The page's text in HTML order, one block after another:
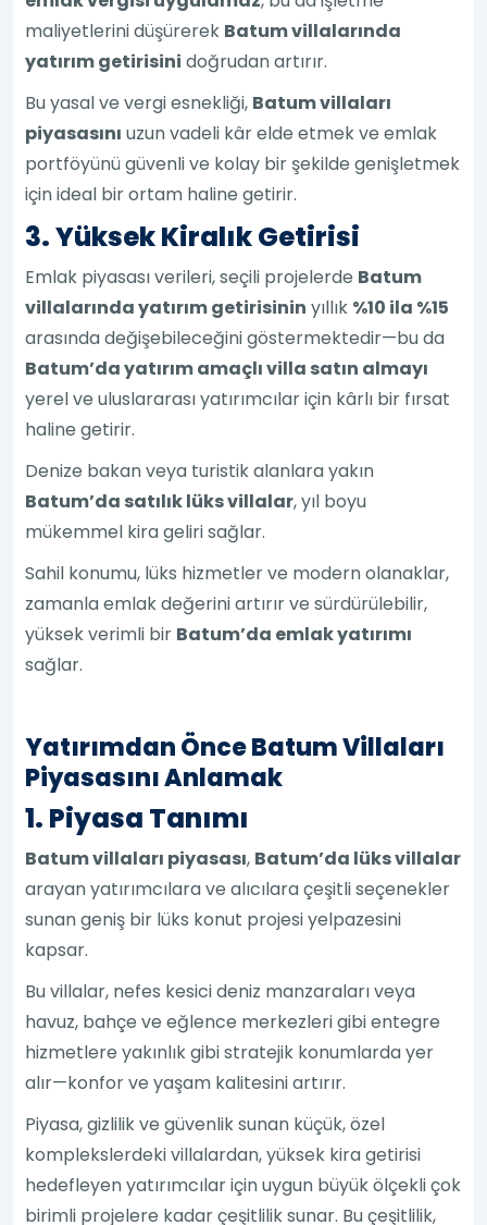
maliyetlerini düşürerek Batum villalarında
yatırım getirisini doğrudan artırır.
Bu yasal ve vergi esnekliği, Batum villaları
piyasasını uzun vadeli kâr elde etmek ve emlak
portföyünü güvenli ve kolay bir şekilde genişletmek
için ideal bir ortam haline getirir.
3. Yüksek Kiralık Getirisi
Emlak piyasası verileri, seçili projelerde Batum
villalarında yatırım getirisinin yıllık %10 ila %15
arasında değişebileceğini göstermektedir—bu da
Batum’da yatırım amaçlı villa satın almayı
yerel ve uluslararası yatırımcılar için kârlı bir fırsat
haline getirir.
Denize bakan veya turistik alanlara yakın
Batum’da satılık lüks villalar, yıl boyu
mükemmel kira geliri sağlar.
Sahil konumu, lüks hizmetler ve modern olanaklar,
zamanla emlak değerini artırır ve sürdürülebilir,
yüksek verimli bir Batum’da emlak yatırımı
sağlar.
Yatırımdan Önce Batum Villaları
Piyasasını Anlamak
1. Piyasa Tanımı
Batum villaları piyasası, Batum’da lüks villalar
arayan yatırımcılara ve alıcılara çeşitli seçenekler
sunan geniş bir lüks konut projesi yelpazesini
kapsar.
Bu villalar, nefes kesici deniz manzaraları veya
havuz, bahçe ve eğlence merkezleri gibi entegre
hizmetlere yakınlık gibi stratejik konumlarda yer
alır—konfor ve yaşam kalitesini artırır.
Piyasa, gizlilik ve güvenlik sunan küçük, özel
komplekslerdeki villalardan, yüksek kira getirisi
hedefleyen yatırımcılar için uygun büyük ölçekli çok
birimli projelere kadar çeşitlilik sunar. Bu çeşitlilik,